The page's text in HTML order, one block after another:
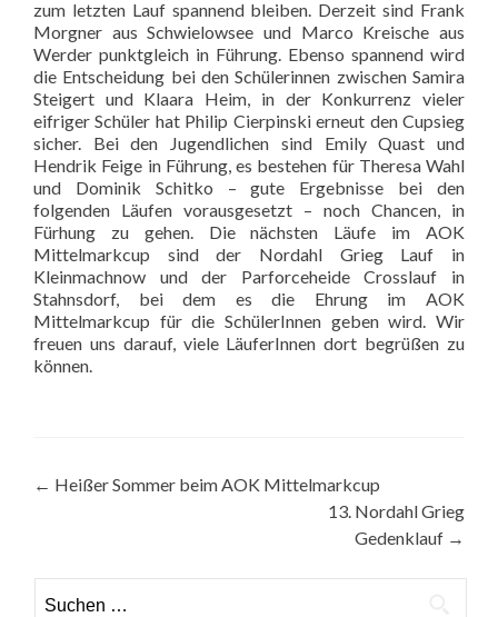
zum letzten Lauf spannend bleiben. Derzeit sind Frank
Morgner aus Schwielowsee und Marco Kreische aus
Werder punktgleich in Führung. Ebenso spannend wird
die Entscheidung bei den Schülerinnen zwischen Samira
Steigert und Klaara Heim, in der Konkurrenz vieler
eifriger Schüler hat Philip Cierpinski erneut den Cupsieg
sicher. Bei den Jugendlichen sind Emily Quast und
Hendrik Feige in Führung, es bestehen für Theresa Wahl
und Dominik Schitko – gute Ergebnisse bei den
folgenden Läufen vorausgesetzt – noch Chancen, in
Fürhung zu gehen. Die nächsten Läufe im AOK
Mittelmarkcup sind der Nordahl Grieg Lauf in
Kleinmachnow und der Parforceheide Crosslauf in
Stahnsdorf, bei dem es die Ehrung im AOK
Mittelmarkcup für die SchülerInnen geben wird. Wir
freuen uns darauf, viele LäuferInnen dort begrüßen zu
können.
Beitragsnavigation
← Heißer Sommer beim AOK Mittelmarkcup
13. Nordahl Grieg
Gedenklauf →